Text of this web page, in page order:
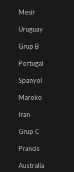
Mesir
Uruguay
Grup B
Portugal
Spanyol
Maroko
Iran
Grup C
Prancis
Australia